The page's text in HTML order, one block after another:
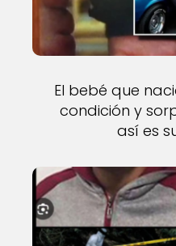
El bebé que
condición y
así es